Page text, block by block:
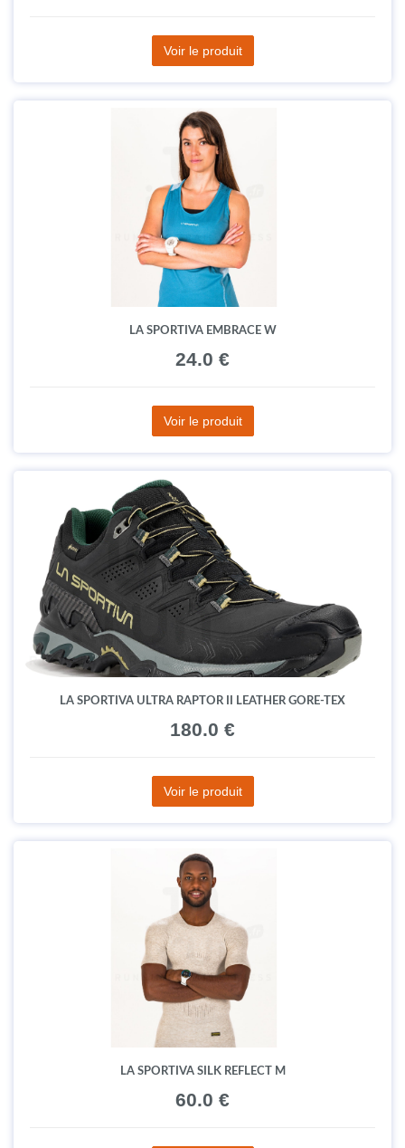
Voir le produit
LA SPORTIVA EMBRACE W
24.0 €
Voir le produit
LA SPORTIVA ULTRA RAPTOR II LEATHER GORE-TEX
180.0 €
Voir le produit
LA SPORTIVA SILK REFLECT M
60.0 €